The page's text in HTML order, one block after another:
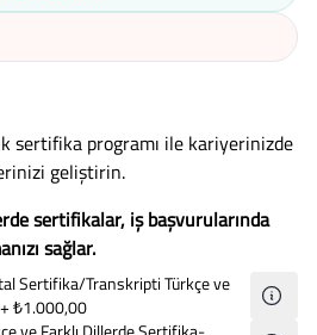
sertifika programı ile kariyerinizde
geliştirin.
sertifikalar, iş başvurularında
sağlar.
Sertifika/Transkripti Türkçe ve
+ ₺1.000,00